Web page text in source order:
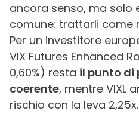
ancora senso, ma solo
comune: trattarli come
Per un investitore
VIX Futures Enhanced
0,60%) resta il punto di
coerente, mentre VIXL
rischio con la leva 2,25x.